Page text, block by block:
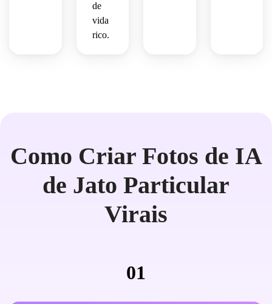
de
vida
rico.
Como Criar Fotos de IA
de Jato Particular
Virais
01